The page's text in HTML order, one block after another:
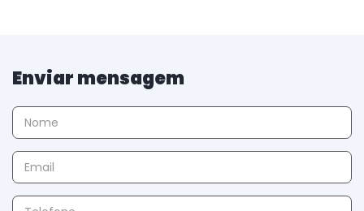
Enviar mensagem